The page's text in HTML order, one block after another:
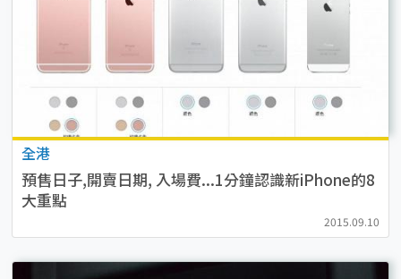
全港
預售日子,開賣日期, 入場費...1分鐘認識新iPhone的8
大重點
2015.09.10